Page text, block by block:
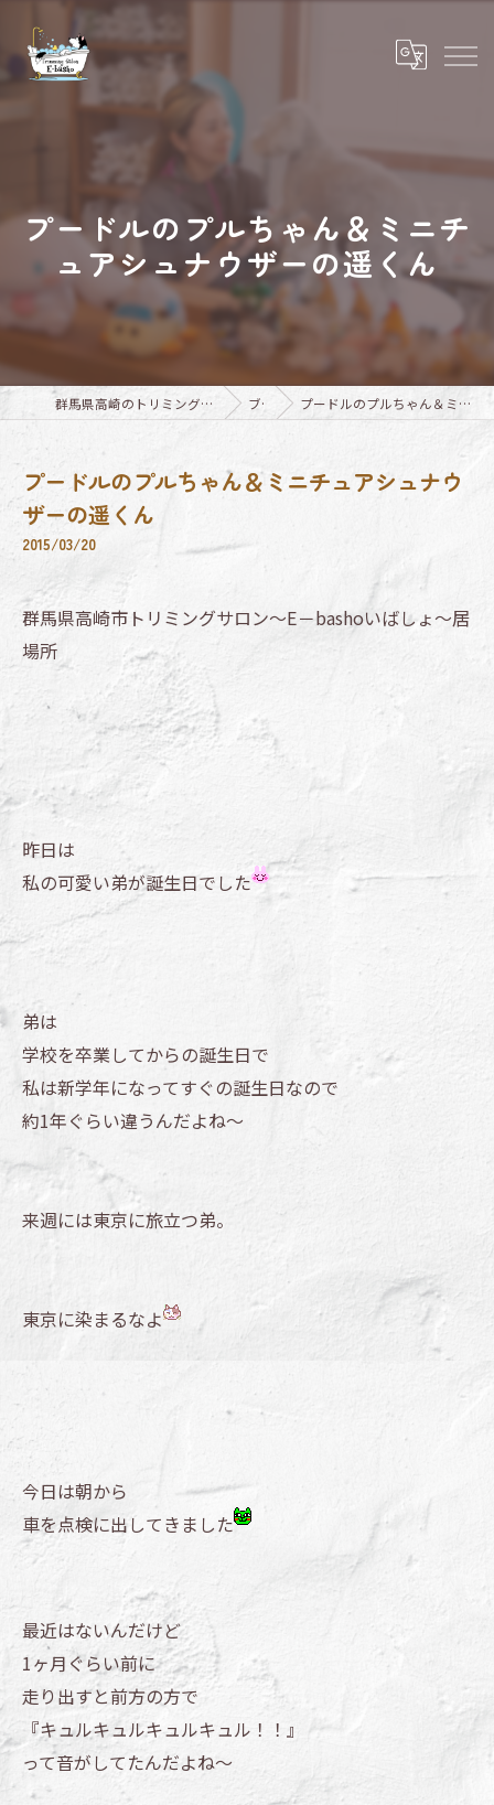
プードルのプルちゃん＆ミニチ
ュアシュナウザーの遥くん
群馬県高崎のトリミングならTrimming Salon E-basho ブログ プードルのプルちゃん＆ミニチュアシュナウザーの遥くん
プードルのプルちゃん＆ミニチュアシュナウ
ザーの遥くん
2015/03/20
群馬県高崎市トリミングサロン～E－bashoいばしょ～居
場所
昨日は
私の可愛い弟が誕生日でした
弟は
学校を卒業してからの誕生日で
私は新学年になってすぐの誕生日なので
約1年ぐらい違うんだよね～
来週には東京に旅立つ弟。
東京に染まるなよ
今日は朝から
車を点検に出してきました
最近はないんだけど
1ヶ月ぐらい前に
走り出すと前方の方で
『キュルキュルキュルキュル！！』
って音がしてたんだよね～